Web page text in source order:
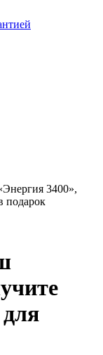
3400»,
подарок